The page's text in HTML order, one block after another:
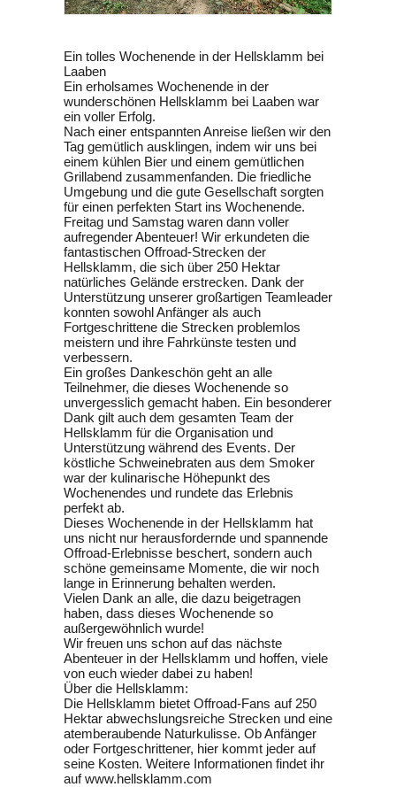
Ein tolles Wochenende in der Hellsklamm bei
Laaben
Ein erholsames Wochenende in der
wunderschönen Hellsklamm bei Laaben war
ein voller Erfolg.
Nach einer entspannten Anreise ließen wir den
Tag gemütlich ausklingen, indem wir uns bei
einem kühlen Bier und einem gemütlichen
Grillabend zusammenfanden. Die friedliche
Umgebung und die gute Gesellschaft sorgten
für einen perfekten Start ins Wochenende.
Freitag und Samstag waren dann voller
aufregender Abenteuer! Wir erkundeten die
fantastischen Offroad-Strecken der
Hellsklamm, die sich über 250 Hektar
natürliches Gelände erstrecken. Dank der
Unterstützung unserer großartigen Teamleader
konnten sowohl Anfänger als auch
Fortgeschrittene die Strecken problemlos
meistern und ihre Fahrkünste testen und
verbessern.
Ein großes Dankeschön geht an alle
Teilnehmer, die dieses Wochenende so
unvergesslich gemacht haben. Ein besonderer
Dank gilt auch dem gesamten Team der
Hellsklamm für die Organisation und
Unterstützung während des Events. Der
köstliche Schweinebraten aus dem Smoker
war der kulinarische Höhepunkt des
Wochenendes und rundete das Erlebnis
perfekt ab.
Dieses Wochenende in der Hellsklamm hat
uns nicht nur herausfordernde und spannende
Offroad-Erlebnisse beschert, sondern auch
schöne gemeinsame Momente, die wir noch
lange in Erinnerung behalten werden.
Vielen Dank an alle, die dazu beigetragen
haben, dass dieses Wochenende so
außergewöhnlich wurde!
Wir freuen uns schon auf das nächste
Abenteuer in der Hellsklamm und hoffen, viele
von euch wieder dabei zu haben!
Über die Hellsklamm:
Die Hellsklamm bietet Offroad-Fans auf 250
Hektar abwechslungsreiche Strecken und eine
atemberaubende Naturkulisse. Ob Anfänger
oder Fortgeschrittener, hier kommt jeder auf
seine Kosten. Weitere Informationen findet ihr
aufwww.hellsklamm.com